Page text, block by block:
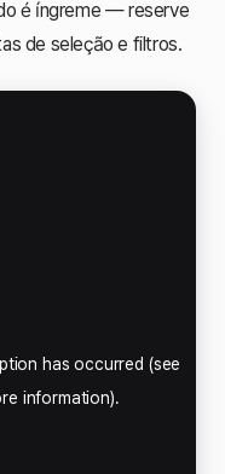
é íngreme — reserve
de seleção e filtros.